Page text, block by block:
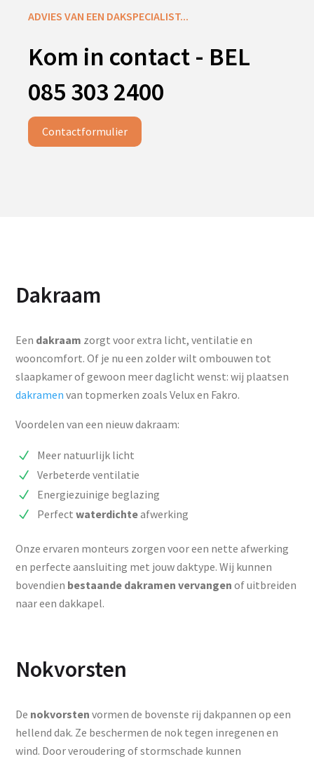
ADVIES VAN EEN DAKSPECIALIST...
Kom in contact - BEL
085 303 2400
Contactformulier
Dakraam
Een dakraam zorgt voor extra licht, ventilatie en
wooncomfort. Of je nu een zolder wilt ombouwen tot
slaapkamer of gewoon meer daglicht wenst: wij plaatsen
dakramen van topmerken zoals Velux en Fakro.
Voordelen van een nieuw dakraam:
Meer natuurlijk licht
Verbeterde ventilatie
Energiezuinige beglazing
Perfectwaterdichteafwerking
Onze ervaren monteurs zorgen voor een nette afwerking
en perfecte aansluiting met jouw daktype. Wij kunnen
bovendien bestaande dakramen vervangen of uitbreiden
naar een dakkapel.
Nokvorsten
De nokvorsten vormen de bovenste rij dakpannen op een
hellend dak. Ze beschermen de nok tegen inregenen en
wind. Door veroudering of stormschade kunnen